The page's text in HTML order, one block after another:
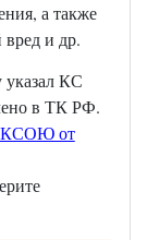
а также
и др.
указал КС
в ТК РФ.
КСОЮ от